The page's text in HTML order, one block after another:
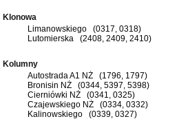
Klonowa
Limanowskiego (0317, 0318)
Lutomierska (2408, 2409, 2410)
Kolumny
Autostrada A1 NŻ (1796, 1797)
Bronisin NŻ (0344, 5397, 5398)
Cierniówki NŻ (0341, 0325)
Czajewskiego NŻ (0334, 0332)
Kalinowskiego (0339, 0327)